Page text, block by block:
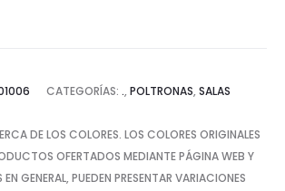
CATEGORÍAS: ., POLTRONAS, SALAS
DE LOS COLORES. LOS COLORES ORIGINALES
OFERTADOS MEDIANTE PÁGINA WEB Y
EN GENERAL, PUEDEN PRESENTAR VARIACIONES